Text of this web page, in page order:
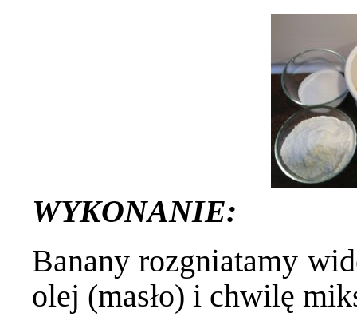
WYKONANIE:
Banany rozgniatamy
olej (masło) i chwilę